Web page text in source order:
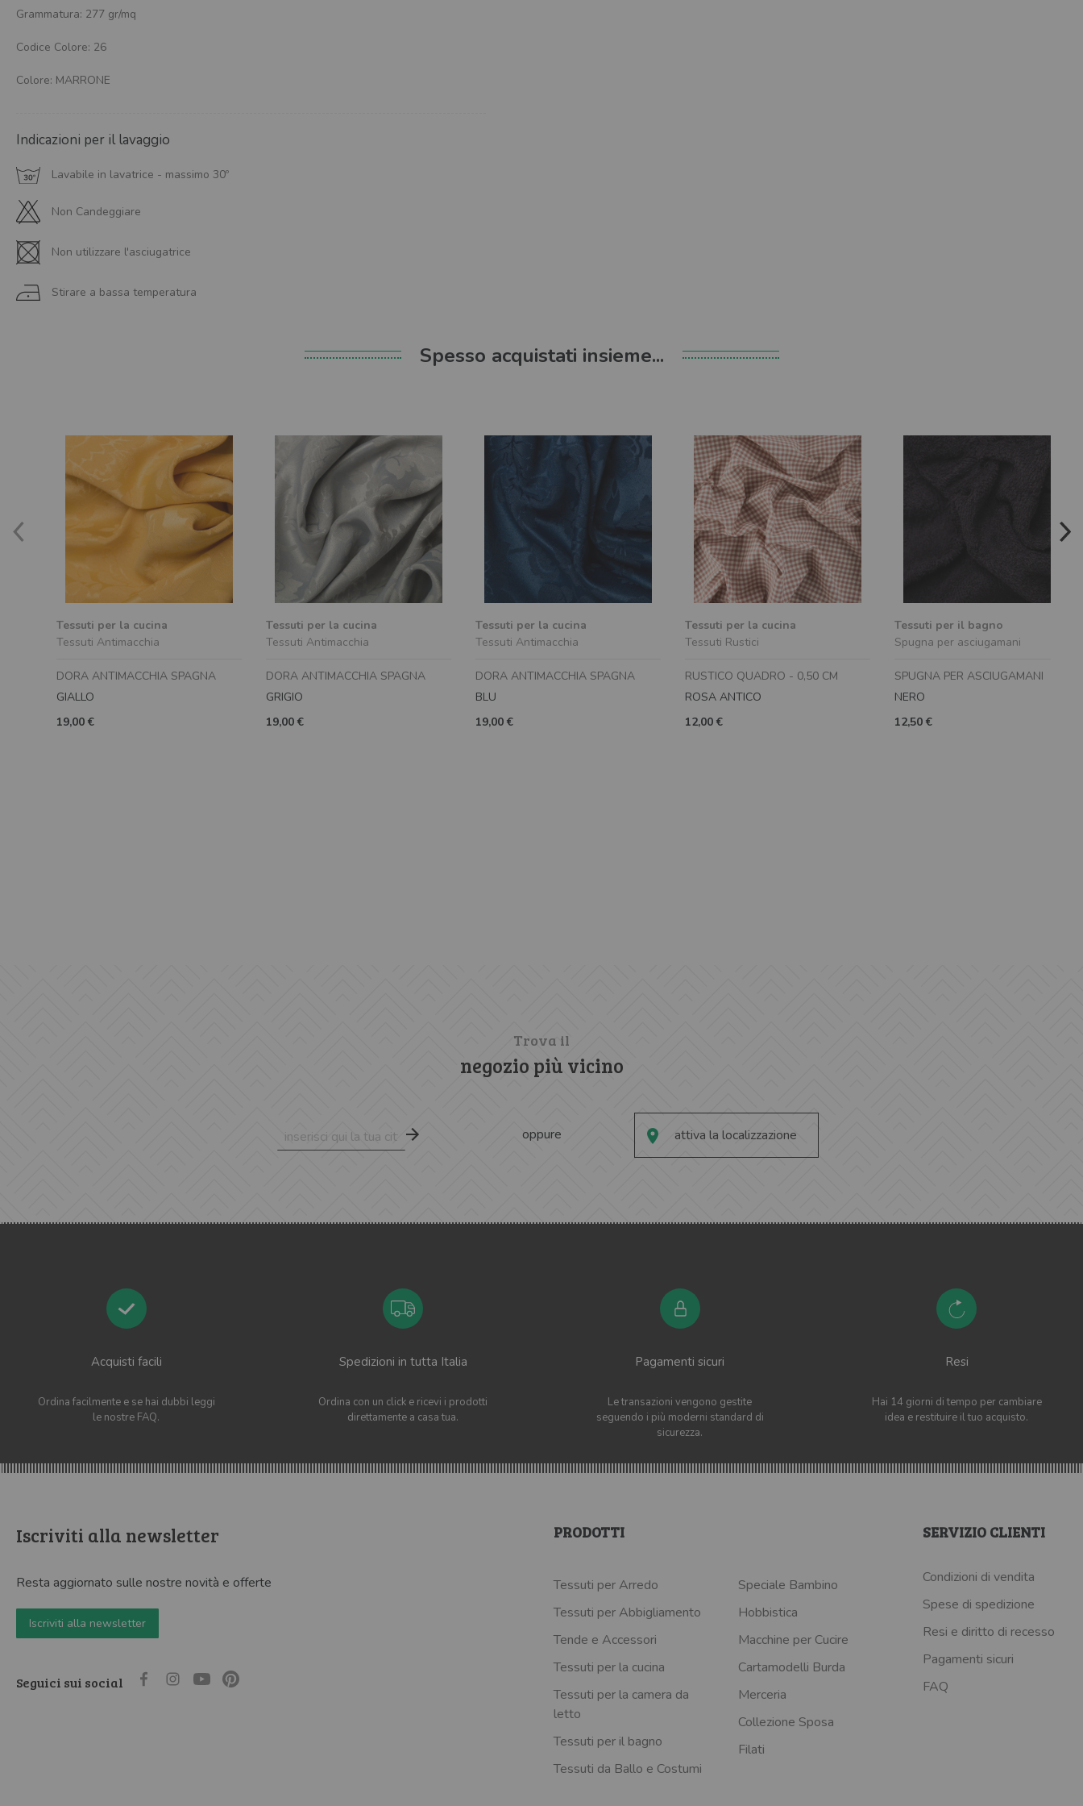
Grammatura: 277 gr/mq
Codice Colore: 26
Colore: MARRONE
Indicazioni per il lavaggio
Lavabile in lavatrice - massimo 30º
Non Candeggiare
Non utilizzare l'asciugatrice
Stirare a bassa temperatura
Spesso acquistati insieme...
Tessuti per la cucina
Tessuti Antimacchia
DORA ANTIMACCHIA SPAGNA
GIALLO
19,00 €
Tessuti per la cucina
Tessuti Antimacchia
DORA ANTIMACCHIA SPAGNA
GRIGIO
19,00 €
Tessuti per la cucina
Tessuti Antimacchia
DORA ANTIMACCHIA SPAGNA
BLU
19,00 €
Tessuti per la cucina
Tessuti Rustici
RUSTICO QUADRO - 0,50 CM
ROSA ANTICO
12,00 €
Tessuti per il bagno
Spugna per asciugamani
SPUGNA PER ASCIUGAMANI
NERO
12,50 €
Trova il
negozio più vicino
oppure attiva la localizzazione
Acquisti facili
Ordina facilmente e se hai dubbi leggi
le nostre FAQ.
Spedizioni in tutta Italia
Ordina con un click e ricevi i prodotti
direttamente a casa tua.
Pagamenti sicuri
Le transazioni vengono gestite
seguendo i più moderni standard di
sicurezza.
Resi
Hai 14 giorni di tempo per cambiare
idea e restituire il tuo acquisto.
Iscriviti alla newsletter
Resta aggiornato sulle nostre novità e offerte
Iscriviti alla newsletter
Seguici sui social
PRODOTTI
Tessuti per Arredo
Tessuti per Abbigliamento
Tende e Accessori
Tessuti per la cucina
Tessuti per la camera da
letto
Tessuti per il bagno
Tessuti da Ballo e Costumi
Speciale Bambino
Hobbistica
Macchine per Cucire
Cartamodelli Burda
Merceria
Collezione Sposa
Filati
SERVIZIO CLIENTI
Condizioni di vendita
Spese di spedizione
Resi e diritto di recesso
Pagamenti sicuri
FAQ